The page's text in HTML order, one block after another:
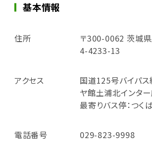
基本情報
住所
〒300-0062 茨城
4-4233-13
アクセス
国道125号バイパス
ヤ館土浦北インター
最寄りバス停：つく
電話番号 029-823-9998